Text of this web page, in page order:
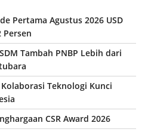
Pertama Agustus 2026 USD
Persen
Tambah PNBP Lebih dari
Teknologi Kunci
CSR Award 2026